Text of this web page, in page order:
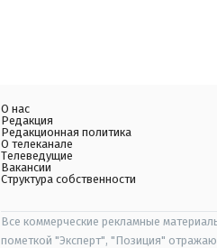
О нас
Редакция
Редакционная политика
О телеканале
Телеведущие
Вакансии
Структура собственности
Все коммерческие рекламные
пометкой "Эксперт", "Позиция"